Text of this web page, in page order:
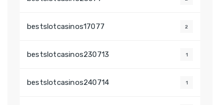
bestslotcasinos17077 2
bestslotcasinos230713 1
bestslotcasinos240714 1